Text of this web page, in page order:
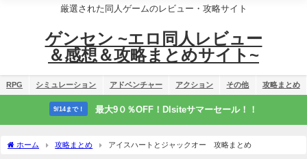
厳選された同人ゲームのレビュー・攻略サイト
ゲンセン ~エロ同人レビュー
＆感想＆攻略まとめサイト~
RPG シミュレーション アドベンチャー アクション その他 攻略まとめ
9/14まで！ 最大9０％OFF！Dlsiteサマーセール！！
ホーム 攻略まとめ アイスハートとジャックオー 攻略まとめ